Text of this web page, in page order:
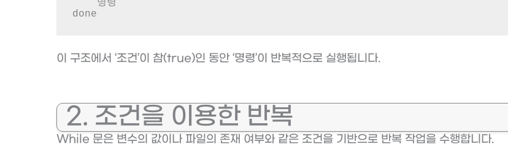
done
이 구조에서 ‘조건’이 참(true)인 동안 ‘명령’이 반복적으로 실행됩니다.
2. 조건을 이용한 반복
While 문은 변수의 값이나 파일의 존재 여부와 같은 조건을 기반으로 반복 작업을 수행합니다.